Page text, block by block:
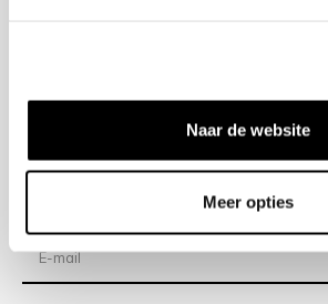
Naar de website
Meer opties
Verzending